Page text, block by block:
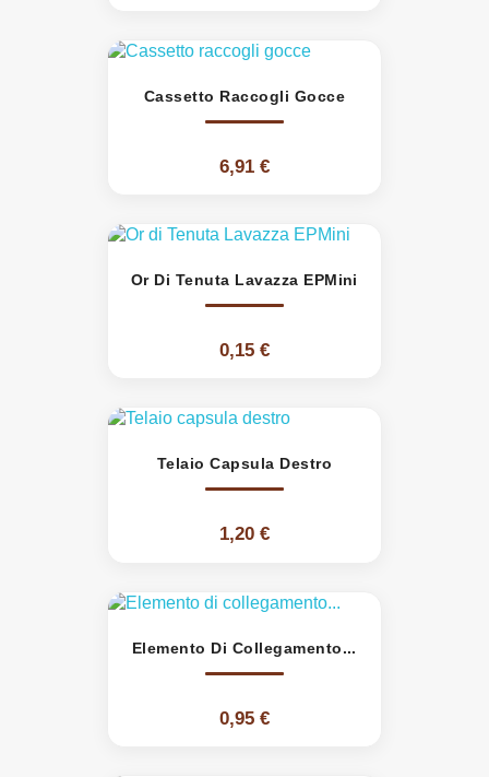
Cassetto Raccogli Gocce
6,91 €
Or Di Tenuta Lavazza EPMini
0,15 €
Telaio Capsula Destro
1,20 €
Elemento Di Collegamento...
0,95 €